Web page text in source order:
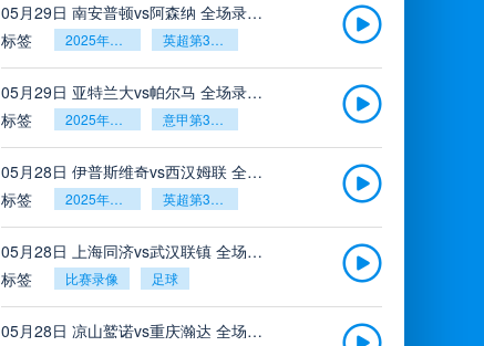
05月29日 南安普顿vs阿森纳 全场录像回放
标签
2025年5月26日 英超第38轮
05月29日 亚特兰大vs帕尔马 全场录像回放
标签
2025年5月26日 意甲第38轮
05月28日 伊普斯维奇vs西汉姆联 全场录像回放
标签
2025年5月26日 英超第38轮
05月28日 上海同济vs武汉联镇 全场录像
标签
比赛录像 足球
05月28日 凉山鹫诺vs重庆瀚达 全场录像